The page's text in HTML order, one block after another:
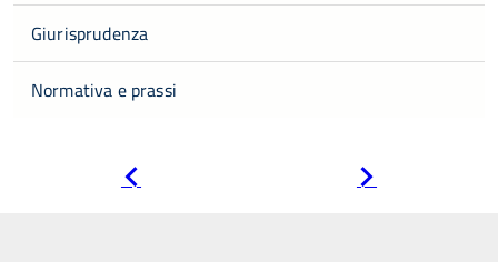
Giurisprudenza
Normativa e prassi